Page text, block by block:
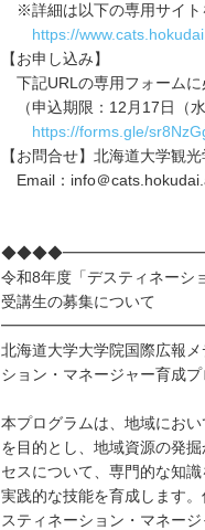
※詳細は以下の専用サイト
https://
【お申し込み】
下記URLの専用フォームに
（申込期限：12月17日（
https://forms.gle/
【お問合せ】北海道大学観
Email：info＠
令和8年度「デスティネーシ
受講生の募集について
北海道大学大学院国際広報
ション・マネージャー育成
本プログラムは、地域にお
を目的とし、地域資源の発
セスについて、専門的な知
実践的な技能を育成します
スティネーション・マネー